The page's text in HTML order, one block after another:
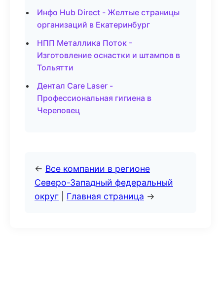
Инфо Hub Direct - Желтые страницы
организаций в Екатеринбург
НПП Металлика Поток -
Изготовление оснастки и штампов в
Тольятти
Дентал Care Laser -
Профессиональная гигиена в
Череповец
← Все компании в регионе
Северо-Западный федеральный
округ
Главная страница →